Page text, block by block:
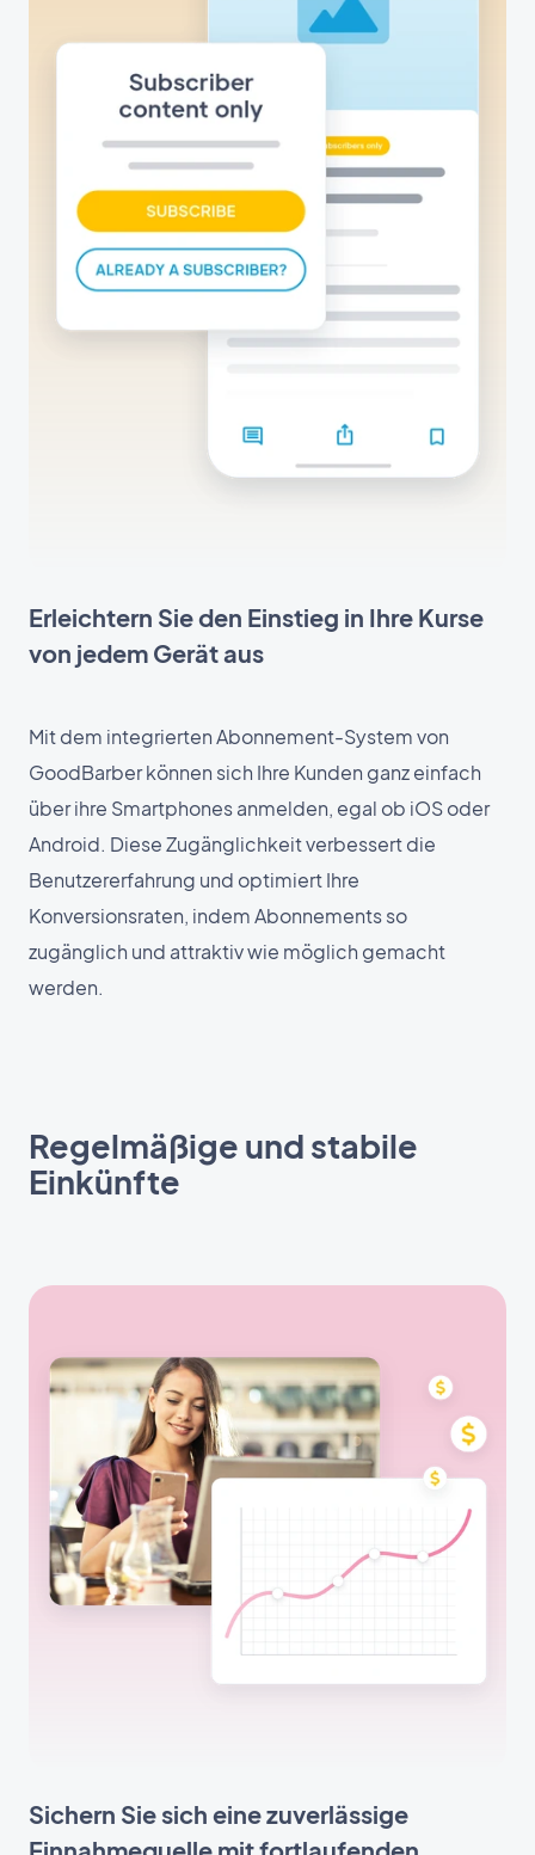
Erleichtern Sie den Einstieg in Ihre Kurse
von jedem Gerät aus
Mit dem integrierten Abonnement-System von
GoodBarber können sich Ihre Kunden ganz einfach
über ihre Smartphones anmelden, egal ob iOS oder
Android. Diese Zugänglichkeit verbessert die
Benutzererfahrung und optimiert Ihre
Konversionsraten, indem Abonnements so
zugänglich und attraktiv wie möglich gemacht
werden.
Regelmäßige und stabile
Einkünfte
Sichern Sie sich eine zuverlässige